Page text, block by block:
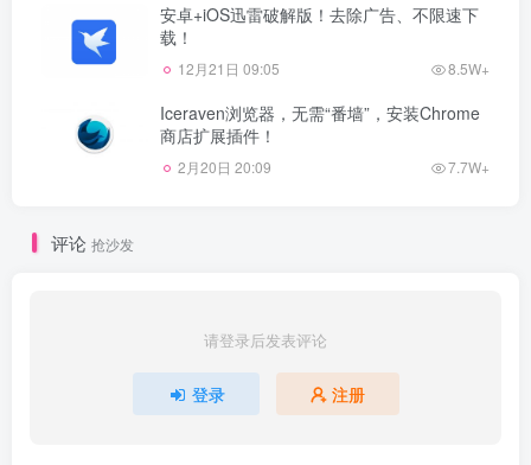
安卓+iOS迅雷破解版！去除广告、不限速下
载！
12月21日 09:05 8.5W+
Iceraven浏览器，无需“番墙”，安装Chrome
商店扩展插件！
2月20日 20:09 7.7W+
评论 抢沙发
请登录后发表评论
登录 注册